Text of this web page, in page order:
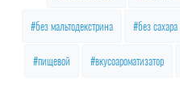
без мальтодекстрина без сахара
пищевой вкусоароматизатор